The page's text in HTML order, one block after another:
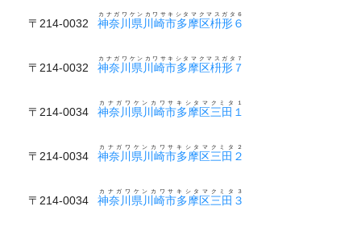
〒214-0032 神奈川県川崎市多摩区枡形６
カナガワケンカワサキシタマクマスガタ６
〒214-0032 神奈川県川崎市多摩区枡形７
カナガワケンカワサキシタマクマスガタ７
〒214-0034 神奈川県川崎市多摩区三田１
カナガワケンカワサキシタマクミタ１
〒214-0034 神奈川県川崎市多摩区三田２
カナガワケンカワサキシタマクミタ２
〒214-0034 神奈川県川崎市多摩区三田３
カナガワケンカワサキシタマクミタ３